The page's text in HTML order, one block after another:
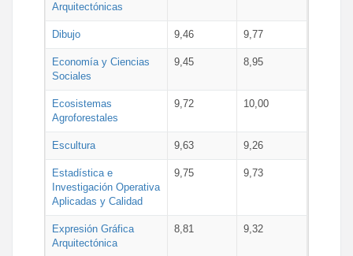
Arquitectónicas
Dibujo 9,46 9,77
Economía y Ciencias
Sociales
9,45 8,95
Ecosistemas
Agroforestales
9,72 10,00
Escultura 9,63 9,26
Estadística e
Investigación Operativa
Aplicadas y Calidad
9,75 9,73
Expresión Gráfica
Arquitectónica
8,81 9,32